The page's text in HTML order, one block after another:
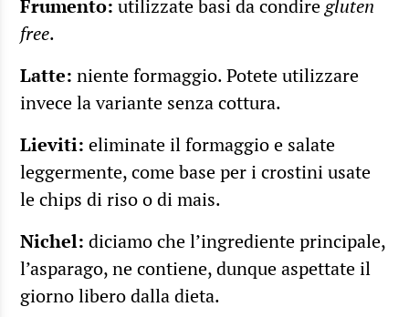
Frumento: utilizzate basi da condiregluten
free.
Latte: niente formaggio. Potete utilizzare
invece la variante senza cottura.
Lieviti: eliminate il formaggio e salate
leggermente, come base per i crostini usate
le chips di riso o di mais.
Nichel: diciamo che l’ingrediente principale,
l’asparago, ne contiene, dunque aspettate il
giorno libero dalla dieta.